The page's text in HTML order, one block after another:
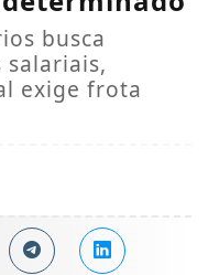
busca
exige frota